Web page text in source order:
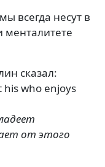
всегда несут в
менталитете
сказал:
his who enjoys
от этого